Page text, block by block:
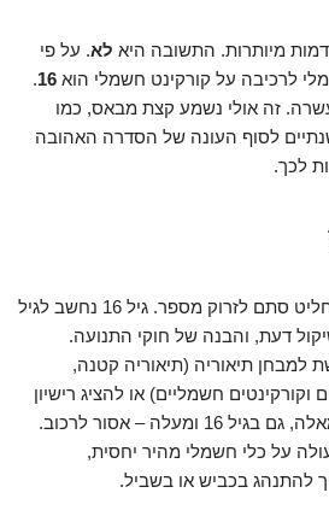
מיותרות. התשובה היא לא. על פי
לרכיבה על קורקינט חשמלי הוא 16
.
זה אולי נשמע קצת מבאס, כמו
לסוף העונה של הסדרה האהובה
לכך.
המחוקק לא קם בבוקר והחליט סתם לזרוק מספר. גיל 16 נחשב לגיל
דעת, והבנה של חוקי התנועה.
אפשר לגשת למבחן תיאוריה (תיאוריה קטנה,
וקורקינטים חשמליים) או להציג רישיון
נהיגה (אם יש). בלי אחד מאלה, גם בגיל 16 ומעלה – אסור לרכוב.
על כלי חשמלי מהיר יחסית,
להתנהג בכביש או בשביל.